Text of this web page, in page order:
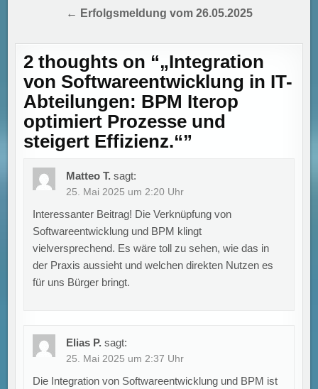
← Erfolgsmeldung vom 26.05.2025
2 thoughts on “„Integration
von Softwareentwicklung in IT-
Abteilungen: BPM Iterop
optimiert Prozesse und
steigert Effizienz.“”
Matteo T. sagt:
25. Mai 2025 um 2:20 Uhr
Interessanter Beitrag! Die Verknüpfung von
Softwareentwicklung und BPM klingt
vielversprechend. Es wäre toll zu sehen, wie das in
der Praxis aussieht und welchen direkten Nutzen es
für uns Bürger bringt.
Elias P. sagt:
25. Mai 2025 um 2:37 Uhr
Die Integration von Softwareentwicklung und BPM ist